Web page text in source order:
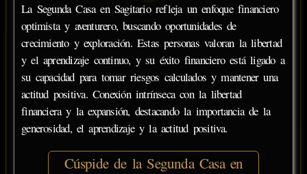
La Segunda Casa en Sagitario refleja un enfoque financiero
optimista y aventurero, buscando oportunidades de
crecimiento y exploración. Estas personas valoran la libertad
y el aprendizaje continuo, y su éxito financiero está ligado a
su capacidad para tomar riesgos calculados y mantener una
actitud positiva. Conexión intrínseca con la libertad
financiera y la expansión, destacando la importancia de la
generosidad, el aprendizaje y la actitud positiva.
Cúspide de la Segunda Casa en